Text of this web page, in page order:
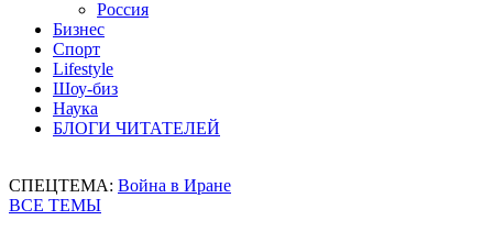
Россия
Бизнес
Спорт
Lifestyle
Шоу-биз
Наука
БЛОГИ ЧИТАТЕЛЕЙ
СПЕЦТЕМА: Война в Иране
ВСЕ ТЕМЫ